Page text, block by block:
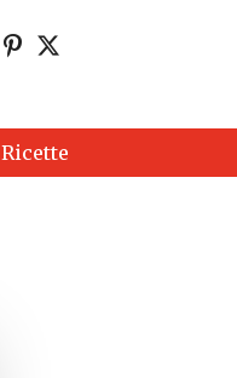
Ricette